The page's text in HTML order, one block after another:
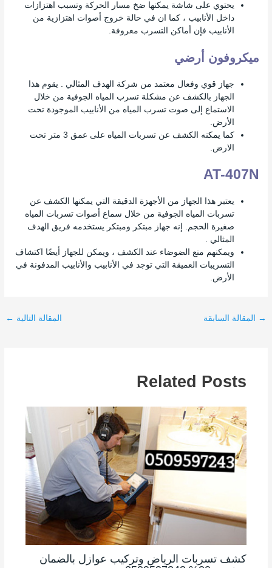
يحتوي على شاشة يمكنها ضخ مسار الحركة وتسبب اهتزازات
داخل الأنابيب ، كما ان في حالة خروج أصوات اهتزازية من
الأنابيب فإن أماكن التسرب معروفة.
ميكروفون أرضي
جهاز قوي وفعال معتمد من شركة الهدف المثالي . يقوم هذا
الجهاز بالكشف عن مشكلة تسرب المياه الجوفية من خلال
الاستماع إلى صوت تسرب المياه من الأنابيب الموجودة تحت
الأرض.
كما يمكنه الكشف عن تسربات المياه على عمق 3 متر تحت
الارض.
AT-407N
يعتبر هذا الجهاز من الأجهزة الدقيقة التي يمكنها الكشف عن
تسربات المياه الجوفية من خلال سماع أصوات تسربات المياه
صغيرة الحجم. إنه جهاز مبتكر ومبتكر يستخدمه فريق الهدف
المثالي .
ويمكنهم منع الضوضاء عند الكشف ، ويمكن للجهاز أيضًا اكتشاف
التسريبات العميقة التي توجد في الأنابيب والأنابيب المدفونة في
الأرض.
→ المقالة السابقة المقالة التالية ←
Related Posts
كشف تسربات الرياض وتركيب عوازل بالضمان